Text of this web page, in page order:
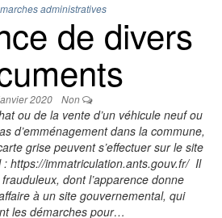
administratives
de divers
2020 Non
ou de la vente d’un véhicule neuf ou
d’emménagement dans la commune,
grise peuvent s’effectuer sur le site
https://immatriculation.ants.gouv.fr/ Il
dont l’apparence donne
à un site gouvernemental, qui
les démarches pour…